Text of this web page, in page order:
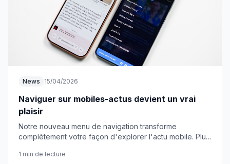
News 15/04/2026
Naviguer sur mobiles-actus devient un vrai
plaisir
Notre nouveau menu de navigation transforme
complètement votre façon d'explorer l'actu mobile. Plus
1 min de lecture